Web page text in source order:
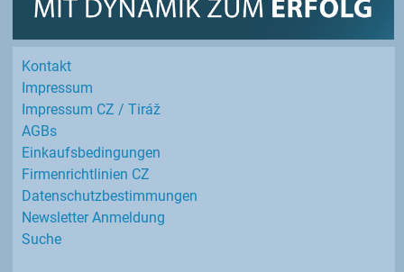
Kontakt
Impressum
Impressum CZ / Tiráž
AGBs
Einkaufs­bedingungen
Firmenrichtlinien CZ
Datenschutz­bestimmungen
Newsletter Anmeldung
Suche